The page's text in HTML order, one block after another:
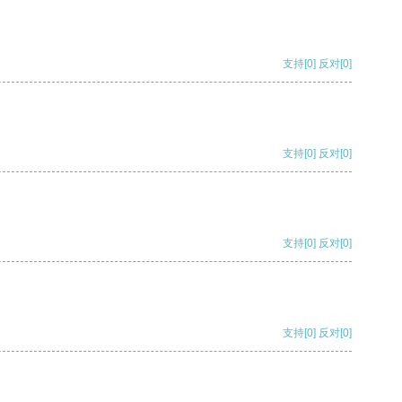
支持[0] 反对[0]
支持[0] 反对[0]
支持[0] 反对[0]
支持[0] 反对[0]